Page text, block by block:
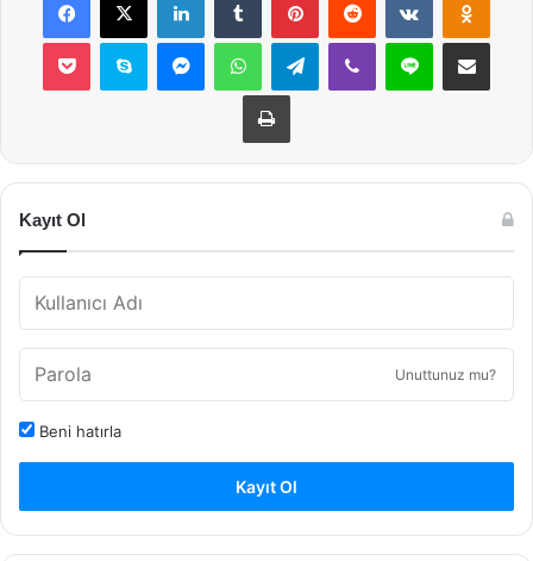
Pocket Skype MessengerWhatsAppTelegramViber Line E-Posta ile
Yazdır
Kayıt Ol
Unuttunuz mu?
Beni hatırla
Kayıt Ol